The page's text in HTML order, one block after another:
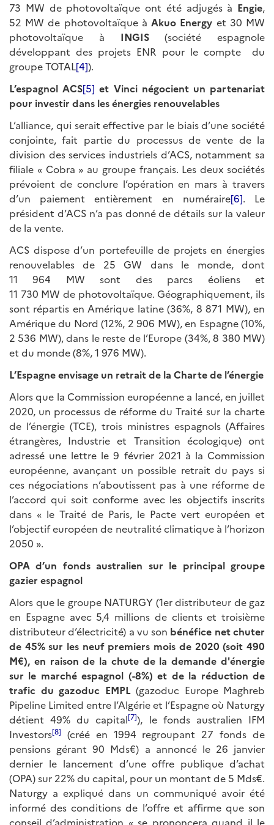
73 MW de photovoltaïque ont été adjugés à Engie,
52 MW de photovoltaïque àAkuo Energy et 30 MW
photovoltaïque à INGIS(société espagnole
développant des projets ENR pour le compte du
groupe TOTAL[4]).
L’espagnol ACS[5] et Vinci négocient un partenariat
pour investir dans les énergies renouvelables
L’alliance, qui serait effective par le biais d’une société
conjointe, fait partie du processus de vente de la
division des services industriels d’ACS, notamment sa
filiale « Cobra » au groupe français. Les deux sociétés
prévoient de conclure l’opération en mars à travers
d’un paiement entièrement en numéraire[6]. Le
président d’ACS n’a pas donné de détails sur la valeur
de la vente.
ACS dispose d’un portefeuille de projets en énergies
renouvelables de 25 GW dans le monde, dont
11 964 MW sont des parcs éoliens et
11 730 MW de photovoltaïque. Géographiquement, ils
sont répartis en Amérique latine (36%, 8 871 MW), en
Amérique du Nord (12%, 2 906 MW), en Espagne (10%,
2 536 MW), dans le reste de l’Europe (34%, 8 380 MW)
et du monde (8%, 1 976 MW).
L’Espagne envisage un retrait de la Charte de l’énergie
Alors que la Commission européenne a lancé, en juillet
2020, un processus de réforme du Traité sur la charte
de l’énergie (TCE), trois ministres espagnols (Affaires
étrangères, Industrie et Transition écologique) ont
adressé une lettre le 9 février 2021 à la Commission
européenne, avançant un possible retrait du pays si
ces négociations n’aboutissent pas à une réforme de
l’accord qui soit conforme avec les objectifs inscrits
dans « le Traité de Paris, le Pacte vert européen et
l’objectif européen de neutralité climatique à l’horizon
2050 ».
OPA d’un fonds australien sur le principal groupe
gazier espagnol
Alors que le groupe NATURGY (1er distributeur de gaz
en Espagne avec 5,4 millions de clients et troisième
distributeur d’électricité) a vu son bénéfice net chuter
de 45% sur les neuf premiers mois de 2020 (soit 490
M€), en raison de la chute de la demande d'énergie
sur le marché espagnol (-8%) et de la réduction de
trafic du gazoduc EMPL (gazoduc Europe Maghreb
Pipeline Limited entre l’Algérie et l’Espagne où Naturgy
détient 49% du capital[7]), le fonds australien IFM
Investors[8]
(créé en 1994 regroupant 27 fonds de
pensions gérant 90 Mds€) a annoncé le 26 janvier
dernier le lancement d’une offre publique d’achat
(OPA) sur 22% du capital, pour un montant de 5 Mds€.
Naturgy a expliqué dans un communiqué avoir été
informé des conditions de l’offre et affirme que son
conseil d’administration « se prononcera quand il le